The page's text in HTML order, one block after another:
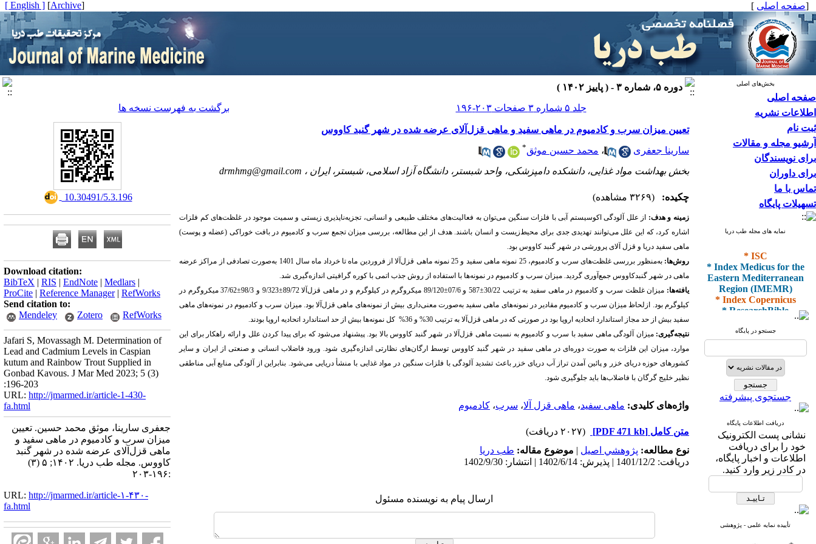
[صفحه اصلی ]
[
Archive
]
[ English ]
بخش‌های اصلی
صفحه اصلی
اطلاعات نشریه
ثبت نام
آرشیو مجله و مقالات
برای نویسندگان
برای داوران
تماس با ما
تسهیلات پایگاه
نمایه های مجله طب دریا
* ISC
* Index Medicus for the
Eastern Mediterranean
Region (IMEMR)
* Index Copernicus
* ResearchBible
* I2OR
* ROAD
* Scientific Indexing
Services
* SID
* Magiran
* Google Scholar
و دارای رتبه علمی
پژوهشی
از کمیسیون نشریات
وزارت بهداشت و درمان
* Index Medicus for the
جستجو در پایگاه
جستجوی پیشرفته
دریافت اطلاعات پایگاه
نشانی پست الکترونیک
خود را برای دریافت
اطلاعات و اخبار پایگاه،
در کادر زیر وارد کنید.
تأییده نمایه علمی - پژوهشی
دوره ۵، شماره ۳ - ( پاییز ۱۴۰۲ )
جلد ۵ شماره ۳ صفحات ۲۰۳-۱۹۶
برگشت به فهرست نسخه ها
تعیین میزان سرب و کادمیوم در ماهی سفید و ماهی قزل‌آلای عرضه شده در شهر گنبد کاووس
سارینا جعفری ، محمد حسین موثق*
بخش بهداشت مواد غذایی، دانشکده دامپزشکی، واحد شبستر، دانشگاه آزاد اسلامی، شبستر، ایران ، drmhmg@gmail.com
چکیده: (۳۲۶۹ مشاهده)
زمینه و هدف:
از علل آلودگی اکوسیستم آبی با فلزات سنگین می‌توان به فعالیت‌های مختلف طبیعی و انسانی، تجزیه‌ناپذیری زیستی و سمیت موجود در غلظت‌های کم فلزات
اشاره کرد، که این علل می‌توانند تهدیدی جدی برای محیط‌زیست و انسان باشند. هدف از این مطالعه، بررسی میزان تجمع سرب و کادمیوم در بافت خوراکی (عضله و پوست)
ماهی سفید دریا و قزل آلای پرورشی در شهر گنبد کاووس بود.
روش‌ها:
به‌منظور بررسی غلظت‌های سرب و کادمیوم، 25 نمونه ماهی سفید و 25 نمونه ماهی قزل‌آلا از فروردین ماه تا خرداد ماه سال 1401 به‌صورت تصادفی از مراکز عرضه
ماهی در شهر گنبدکاووس جمع‌آوری گردید. میزان سرب و کادمیوم در نمونه‌ها با استفاده از روش جذب اتمی با کوره گرافیتی اندازه‌گیری شد.
یافته‌ها: میزان غلظت سرب و کادمیوم در ماهی سفید به ترتیب 30/22 ±587 و 07/6 ±89/120 میکروگرم در کیلوگرم و در ماهی قزل‌آلا 89/72 ±9/323 و 98/3 ±
37/62 میکروگرم در
کیلوگرم بود. ازلحاظ میزان سرب و کادمیوم مقادیر در نمونه‌های ماهی سفید به‌صورت معنی‌داری بیش از نمونه‌های ماهی قزل‌آلا بود.میزان سرب و کادمیوم در نمونه‌های ماهی
سفید بیش از حد مجاز استاندارد اتحادیه اروپا بود در صورتی که در ماهی قزل‌آلا به ترتیب 30% و 36% کل نمونه‌ها بیش از حد استاندارد اتحادیه اروپا بودند.
نتیجه‌گیری: میزان آلودگی ماهی سفید با سرب و کادمیوم به نسبت ماهی قزل‌آلا در شهر گنبد کاووس بالا بود. پیشنهاد می‌شود که برای پیدا کردن علل و ارائه راهکار برای این
موارد، میزان این فلزات به صورت دوره‌ای در ماهی سفید در شهر گنبد کاووس توسط ارگان‌های نظارتی اندازه‌گیری شود. ورود فاضلاب انسانی و صنعتی از ایران و سایر
کشورهای حوزه دریای خزر و پائین آمدن تراز آب دریای خزر باعث تشدید آلودگی با فلزات سنگین در مواد غذایی با منشأ دریایی می‌شود. بنابراین از آلودگی منابع آبی مناطقی
نظیر خلیج گرگان با فاضلاب‌ها باید جلوگیری شود.
واژه‌های کلیدی: ماهی سفید، ماهی قزل آلا، سرب، کادمیوم
متن کامل [PDF 471 kb]
(۲۰۲۷ دریافت)
نوع مطالعه: پژوهشي اصیل | موضوع مقاله: طب دریا
دریافت: 1401/12/2 | پذیرش: 1402/6/14 | انتشار: 1402/9/30
ارسال پیام به نویسنده مسئول
‎ 10.30491/5.3.196
Download citation:
BibTeX | RIS | EndNote | Medlars |
ProCite | Reference Manager| RefWorks
Send citation to:
Mendeley
Zotero RefWorks
Jafari S, Movassagh M. Determination of
Lead and Cadmium Levels in Caspian
kutum and Rainbow Trout Supplied in
Gonbad Kavous. J Mar Med 2023; 5 (3)
:196-203
URL: http://jmarmed.ir/article-1-430-
fa.html
جعفری سارینا، موثق محمد حسین. تعیین
میزان سرب و کادمیوم در ماهی سفید و
ماهی قزل‌آلای عرضه شده در شهر گنبد
کاووس. مجله طب دریا. ۱۴۰۲; ۵ (۳)
:۱۹۶-۲۰۳
URL: http://jmarmed.ir/article-۱-۴۳۰-
fa.html